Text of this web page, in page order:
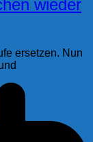
wieder
ersetzen. Nun